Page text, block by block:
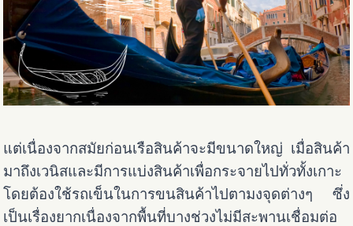
แต่เนื่องจากสมัยก่อนเรือสินค้าจะมีขนาดใหญ่ เมื่อสินค้า
มาถึงเวนิสและมีการแบ่งสินค้าเพื่อกระจายไปทั่วทั้งเกาะ
โดยต้องใช้รถเข็นในการขนสินค้าไปตามงจุดต่างๆ ซึ่ง
เป็นเรื่องยากเนื่องจากพื้นที่บางช่วงไม่มีสะพานเชื่อมต่อ